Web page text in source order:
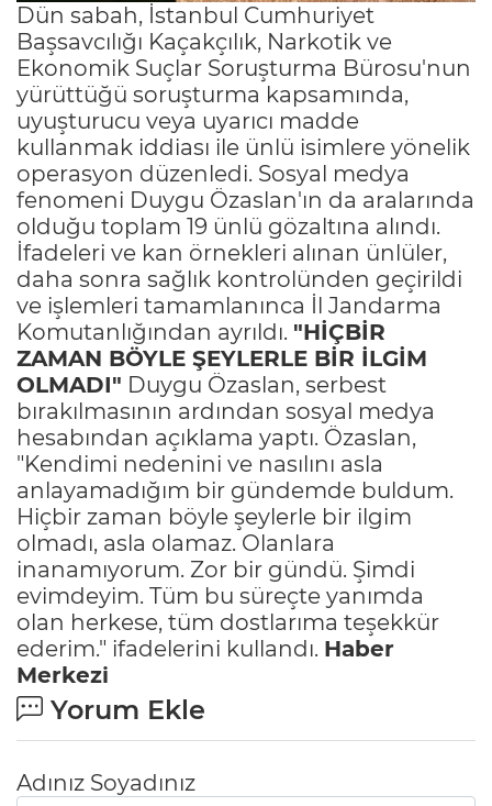
Dün sabah, İstanbul Cumhuriyet
Başsavcılığı Kaçakçılık, Narkotik ve
Ekonomik Suçlar Soruşturma Bürosu'nun
yürüttüğü soruşturma kapsamında,
uyuşturucu veya uyarıcı madde
kullanmak iddiası ile ünlü isimlere yönelik
operasyon düzenledi. Sosyal medya
fenomeni Duygu Özaslan'ın da aralarında
olduğu toplam 19 ünlü gözaltına alındı.
İfadeleri ve kan örnekleri alınan ünlüler,
daha sonra sağlık kontrolünden geçirildi
ve işlemleri tamamlanınca İl Jandarma
Komutanlığından ayrıldı. "HİÇBİR
ZAMAN BÖYLE ŞEYLERLE BİR İLGİM
OLMADI" Duygu Özaslan, serbest
bırakılmasının ardından sosyal medya
hesabından açıklama yaptı. Özaslan,
"Kendimi nedenini ve nasılını asla
anlayamadığım bir gündemde buldum.
Hiçbir zaman böyle şeylerle bir ilgim
olmadı, asla olamaz. Olanlara
inanamıyorum. Zor bir gündü. Şimdi
evimdeyim. Tüm bu süreçte yanımda
olan herkese, tüm dostlarıma teşekkür
ederim." ifadelerini kullandı. Haber
Merkezi
Yorum Ekle
Adınız Soyadınız